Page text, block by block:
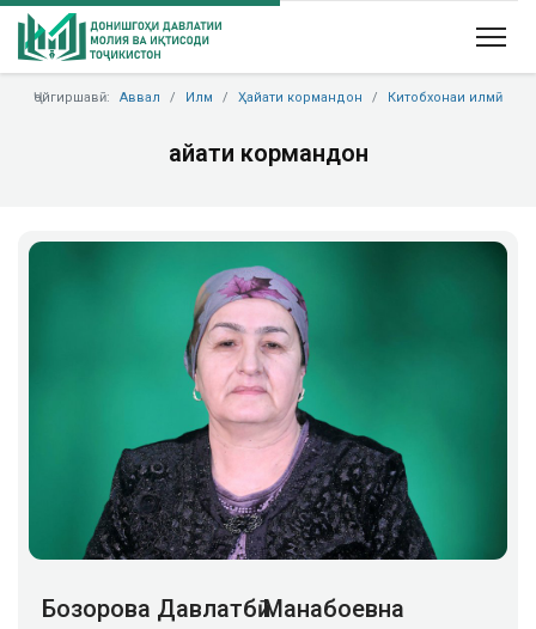
Ҷойгиршавӣ: Аввал Илм Ҳайати кормандон Китобхонаи илмӣ
Ҳайати кормандон
Бозорова Давлатбӣ Манабоевна